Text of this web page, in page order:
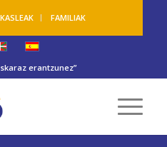
FAMILIAK
erantzunez”